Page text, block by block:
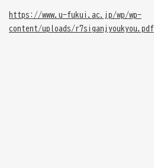
https://www.u-fukui.ac.jp/wp/wp-
content/uploads/r7siganjyoukyou.pdf